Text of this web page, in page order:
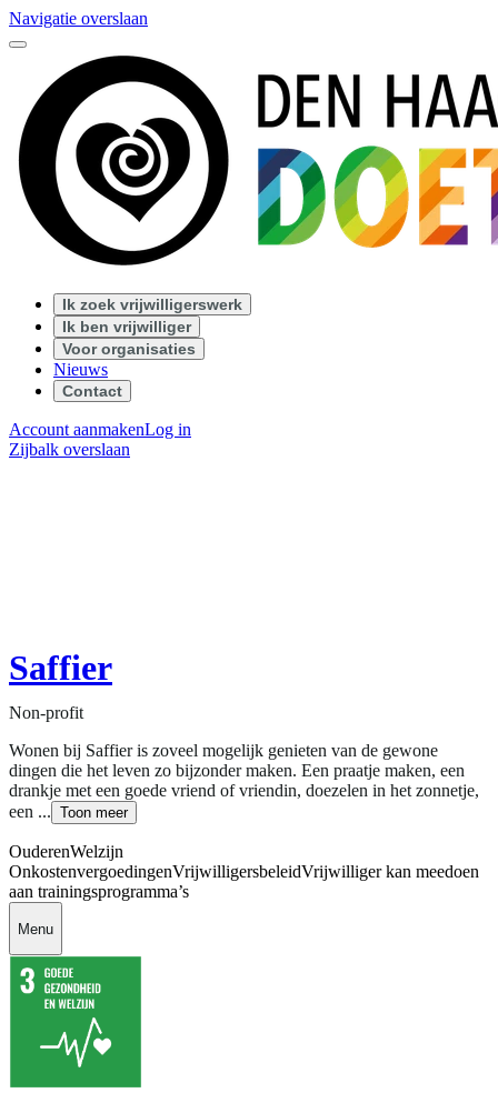
Navigatie overslaan
Ik zoek vrijwilligerswerk
Ik ben vrijwilliger
Voor organisaties
Nieuws
Contact
Account aanmakenLog in
Zijbalk overslaan
Saffier
Non-profit
Wonen bij Saffier is zoveel mogelijk genieten van de gewone
dingen die het leven zo bijzonder maken. Een praatje maken, een
drankje met een goede vriend of vriendin, doezelen in het zonnetje,
een ... Toon meer
OuderenWelzijn
OnkostenvergoedingenVrijwilligersbeleidVrijwilliger kan meedoen
aan trainingsprogramma’s
Menu